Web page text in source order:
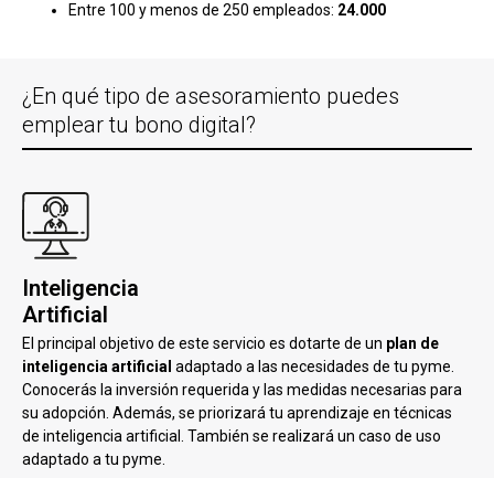
Entre 100 y menos de 250 empleados: 24.000
¿En qué tipo de asesoramiento puedes
emplear tu bono digital?
Inteligencia
Artificial
El principal objetivo de este servicio es dotarte de un plan de
inteligencia artificial adaptado a las necesidades de tu pyme.
Conocerás la inversión requerida y las medidas necesarias para
su adopción. Además, se priorizará tu aprendizaje en técnicas
de inteligencia artificial. También se realizará un caso de uso
adaptado a tu pyme.